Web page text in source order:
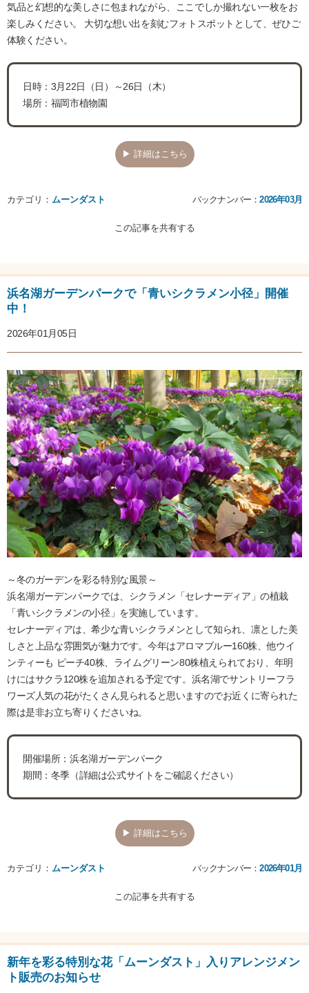
気品と幻想的な美しさに包まれながら、ここでしか撮れない一枚をお
楽しみください。 大切な想い出を刻むフォトスポットとして、ぜひご
体験ください。
日時：3月22日（日）～26日（木）
場所：福岡市植物園
▶ 詳細はこちら
カテゴリ： ムーンダスト バックナンバー：2026年03月
この記事を共有する
浜名湖ガーデンパークで「青いシクラメン小径」開催
中！
2026年01月05日
～冬のガーデンを彩る特別な風景～
浜名湖ガーデンパークでは、シクラメン「セレナーディア」の植栽
「青いシクラメンの小径」を実施しています。
セレナーディアは、希少な青いシクラメンとして知られ、凛とした美
しさと上品な雰囲気が魅力です。今年はアロマブルー160株、他ウイ
ンティーも ピーチ40株、ライムグリーン80株植えられており、年明
けにはサクラ120株を追加される予定です。浜名湖でサントリーフラ
ワーズ人気の花がたくさん見られると思いますのでお近くに寄られた
際は是非お立ち寄りくださいね。
開催場所：浜名湖ガーデンパーク
期間：冬季（詳細は公式サイトをご確認ください）
▶ 詳細はこちら
カテゴリ： ムーンダスト バックナンバー：2026年01月
この記事を共有する
新年を彩る特別な花「ムーンダスト」入りアレンジメン
ト販売のお知らせ